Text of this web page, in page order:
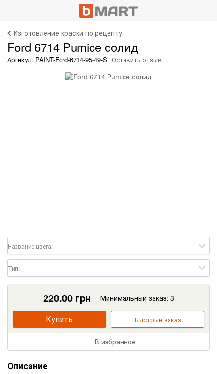
Изготовление краски по рецепту
Ford 6714 Pumice солид
Артикул: PAINT-Ford-6714-95-49-S Оставить отзыв
Название цвета:
Тип:
220.00грн Минимальный заказ: 3
Купить Быстрый заказ
В избранное
Описание